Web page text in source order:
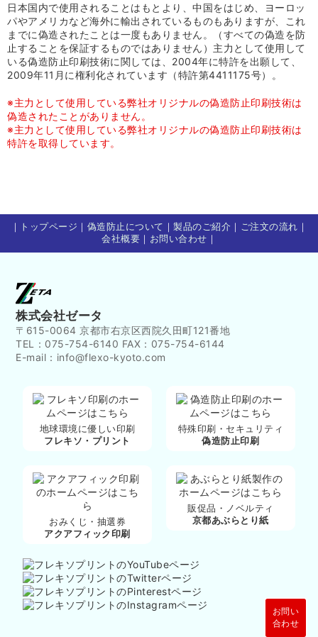
日本国内で使用されることはもとより、中国をはじめ、ヨーロッ
パやアメリカなど海外に輸出されているものもありますが、これ
までに偽造されたことは一度もありません。（すべての偽造を防
止することを保証するものではありません）主力として使用して
いる偽造防止印刷技術に関しては、2004年に特許を出願して、
2009年11月に権利化されています（特許第4411175号）。
※主力として使用している弊社オリジナルの偽造防止印刷技術は
偽造されたことがありません。
※主力として使用している弊社オリジナルの偽造防止印刷技術は
特許を取得しています。
｜ トップページ ｜ 偽造防止について ｜製品のご紹介 ｜ ご注文の流れ ｜
会社概要 ｜ お問い合わせ ｜
株式会社ゼータ
〒615-0064 京都市右京区西院久田町121番地
TEL：075-754-6140 FAX：075-754-6144
E-mail：info@flexo-kyoto.com
地球環境に優しい印刷
フレキソ・プリント
特殊印刷・セキュリティ
偽造防止印刷
おみくじ・抽選券
アクアフィック印刷
販促品・ノベルティ
京都あぶらとり紙
お問い
合わせ